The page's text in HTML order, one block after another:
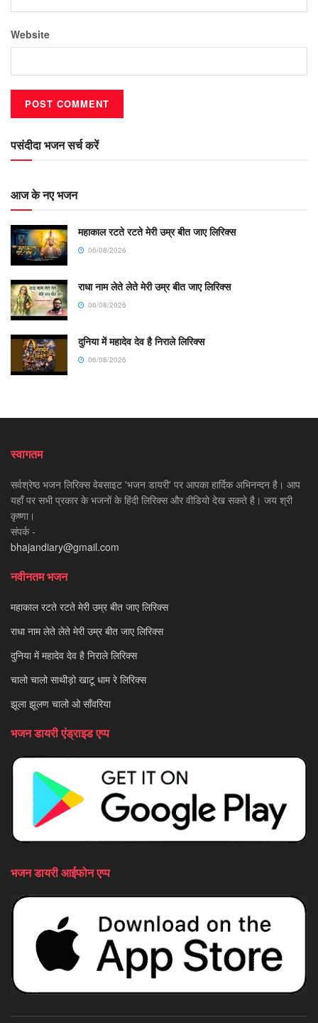
Website
पसंदीदा भजन सर्च करें
आज के नए भजन
महाकाल रटते रटते मेरी उम्र बीत जाए लिरिक्स
06/08/2026
राधा नाम लेते लेते मेरी उम्र बीत जाए लिरिक्स
06/08/2026
दुनिया में महादेव देव है निराले लिरिक्स
06/08/2026
स्वागतम
सर्वश्रेष्ठ भजन लिरिक्स वेबसाइट 'भजन डायरी' पर आपका हार्दिक अभिनन्दन है। आप
यहाँ पर सभी प्रकार के भजनों के हिंदी लिरिक्स और वीडियो देख सकते है। जय श्री
कृष्णा।
संपर्क -
bhajandiary@gmail.com
नवीनतम भजन
महाकाल रटते रटते मेरी उम्र बीत जाए लिरिक्स
राधा नाम लेते लेते मेरी उम्र बीत जाए लिरिक्स
दुनिया में महादेव देव है निराले लिरिक्स
चालो चालो साथीड़ो खाटू धाम रे लिरिक्स
झूला झूलण चालो ओ साँवरिया
भजन डायरी एंड्राइड एप्प
भजन डायरी आईफोन एप्प